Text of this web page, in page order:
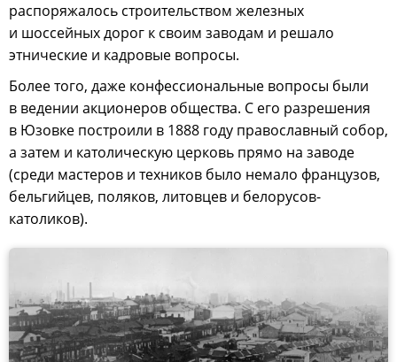
распоряжалось строительством железных
и шоссейных дорог к своим заводам и решало
этнические и кадровые вопросы.
Более того, даже конфессиональные вопросы были
в ведении акционеров общества. С его разрешения
в Юзовке построили в 1888 году православный собор,
а затем и католическую церковь прямо на заводе
(среди мастеров и техников было немало французов,
бельгийцев, поляков, литовцев и белорусов-
католиков).